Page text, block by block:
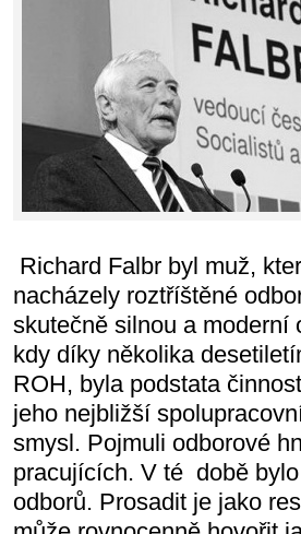
Richard Falbr byl muž,
nacházely roztříštěné
skutečně silnou a moderní
kdy díky několika
ROH, byla podstata
jeho nejbližší
smysl. Pojmuli odborové
pracujících. V té době
odborů. Prosadit je jako